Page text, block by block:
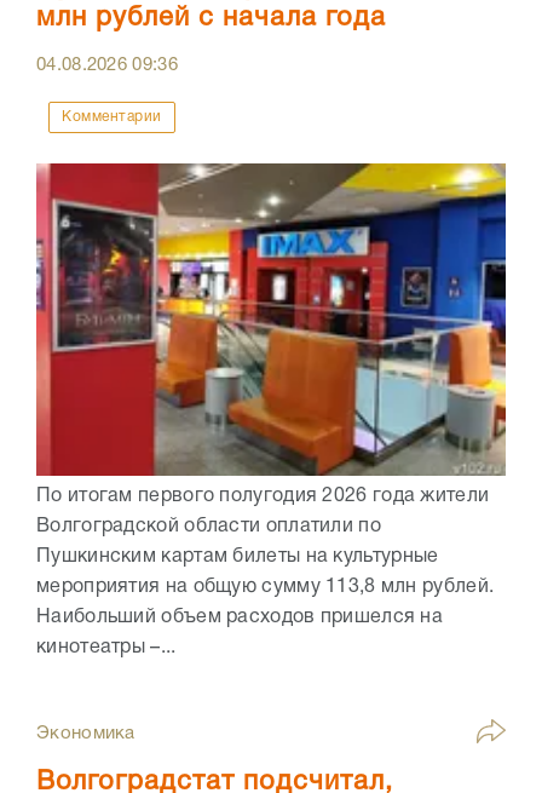
млн рублей с начала года
04.08.202609:36
Комментарии
По итогам первого полугодия 2026 года жители
Волгоградской области оплатили по
Пушкинским картам билеты на культурные
мероприятия на общую сумму 113,8 млн рублей.
Наибольший объем расходов пришелся на
кинотеатры –...
Экономика
Волгоградстат подсчитал,